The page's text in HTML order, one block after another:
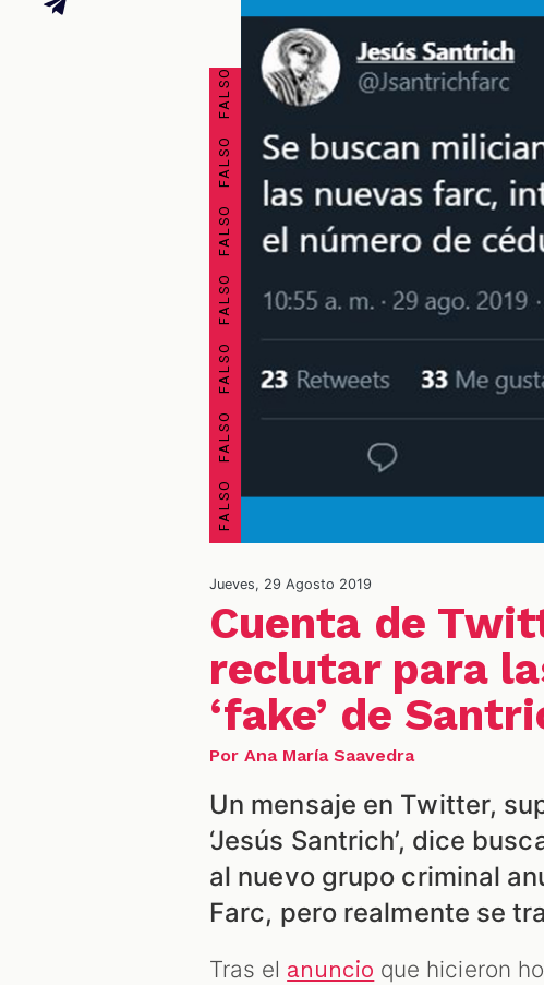
FALSO FALSO FALSO FALSO FALSO FALSO FALSO FALSO
Jueves, 29 Agosto 2019
Cuenta de
reclutar para
‘fake’ de
Por Ana María Saavedra
Un mensaje en Twitter,
‘Jesús Santrich’, dice
al nuevo grupo criminal
Farc, pero realmente se
Tras el anuncio que hicieron